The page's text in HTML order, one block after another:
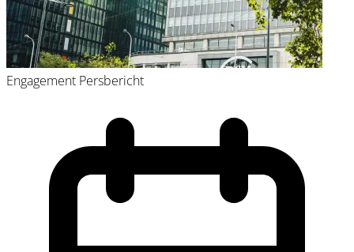
Engagement Persbericht